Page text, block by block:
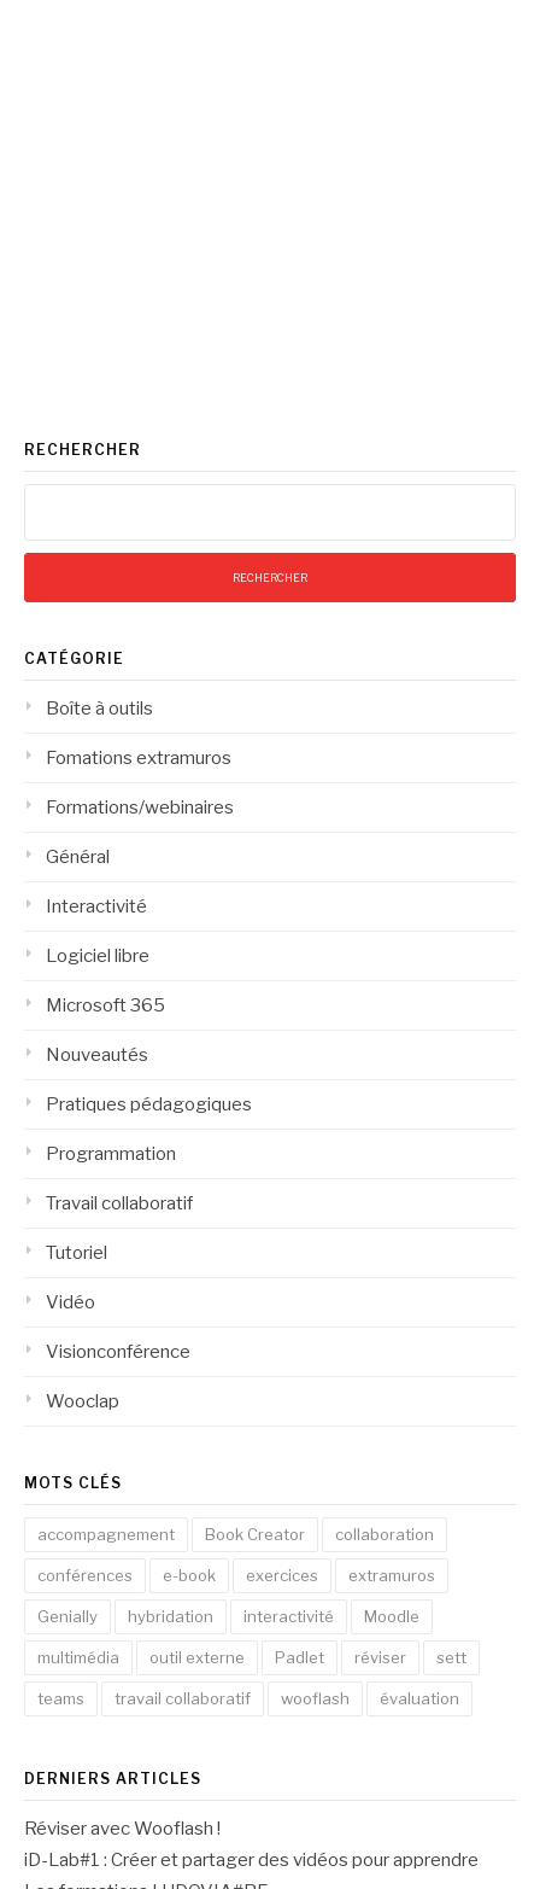
RECHERCHER
CATÉGORIE
Boîte à outils
Fomations extramuros
Formations/webinaires
Général
Interactivité
Logiciel libre
Microsoft 365
Nouveautés
Pratiques pédagogiques
Programmation
Travail collaboratif
Tutoriel
Vidéo
Visionconférence
Wooclap
MOTS CLÉS
accompagnement Book Creator collaboration
conférences e-book exercices extramuros
Genially hybridation interactivité Moodle
multimédia outil externe Padlet réviser sett
teams travail collaboratif wooflash évaluation
DERNIERS ARTICLES
Réviser avec Wooflash !
iD-Lab#1 : Créer et partager des vidéos pour apprendre